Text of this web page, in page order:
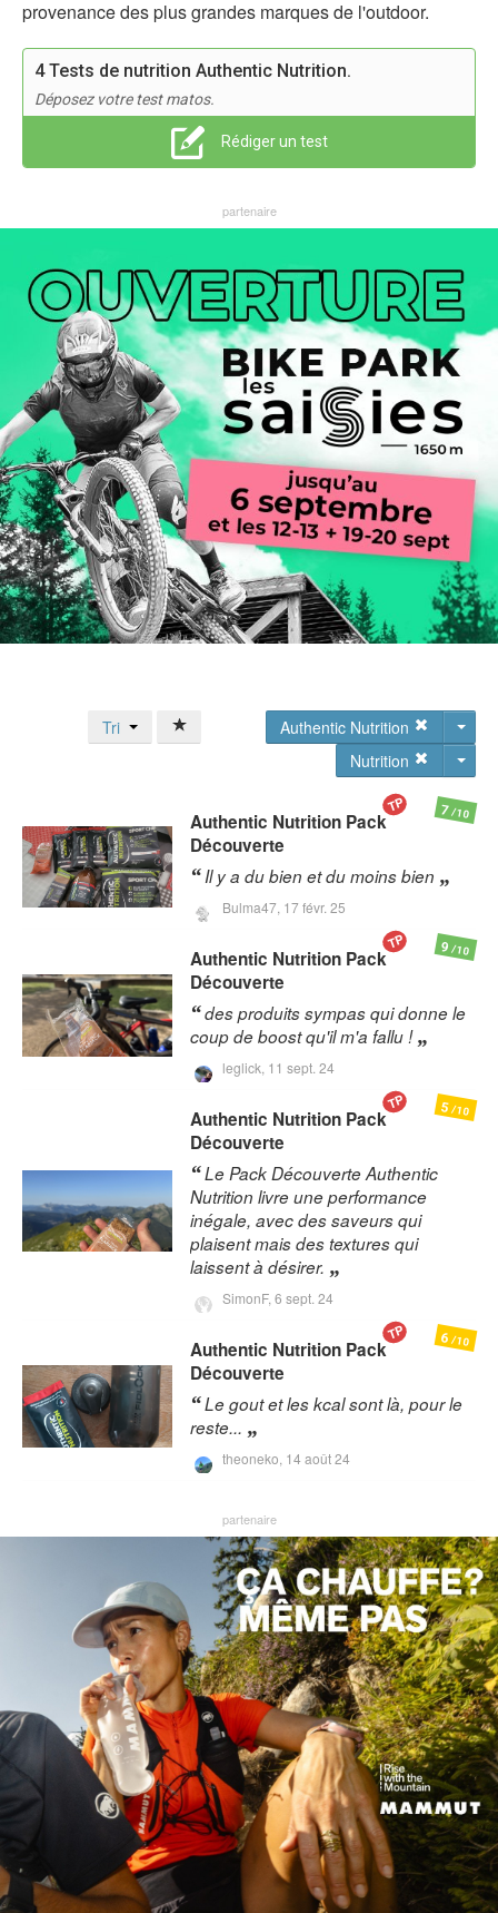
provenance des plus grandes marques de l'outdoor.
4 Tests de nutrition Authentic Nutrition.
Déposez votre test matos.
Rédiger un test
Tri
Authentic Nutrition
Nutrition
Authentic Nutrition Pack
Découverte
Il y a du bien et du moins bien
Bulma47, 17 févr. 25
7/10
TP
Authentic Nutrition Pack
Découverte
des produits sympas qui donne le
coup de boost qu'il m'a fallu !
leglick, 11 sept. 24
9/10
TP
Authentic Nutrition Pack
Découverte
Le Pack Découverte Authentic
Nutrition livre une performance
inégale, avec des saveurs qui
plaisent mais des textures qui
laissent à désirer.
SimonF, 6 sept. 24
5/10
TP
Authentic Nutrition Pack
Découverte
Le gout et les kcal sont là, pour le
reste...
theoneko, 14 août 24
6/10
TP